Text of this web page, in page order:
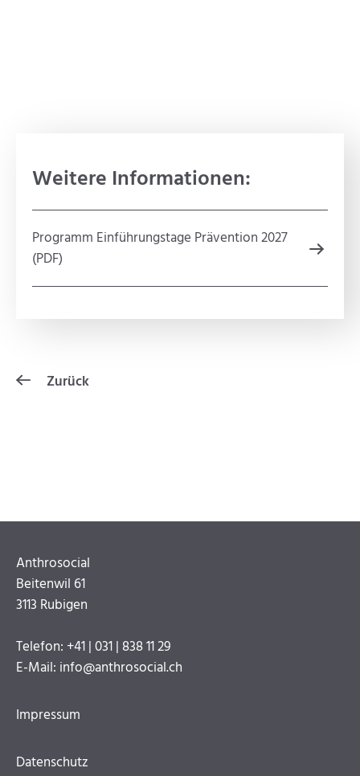
Weitere Informationen:
Programm Einführungstage Prävention 2027
(PDF)
Zurück
Anthrosocial
Beitenwil 61
3113 Rubigen
Telefon: +41 | 031 | 838 11 29
E-Mail: info@anthrosocial.ch
überspringen
Impressum
Datenschutz